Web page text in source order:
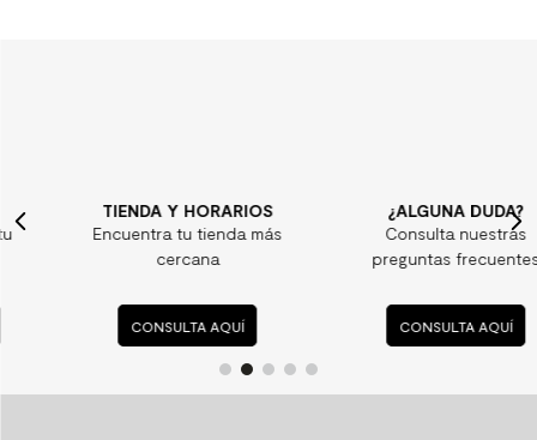
TIENDA Y HORARIOS
Encuentra tu tienda más
cercana
CONSULTA AQUÍ
¿ALGUNA DUDA?
Consulta nuestras
preguntas frecuentes
CONSULTA AQUÍ